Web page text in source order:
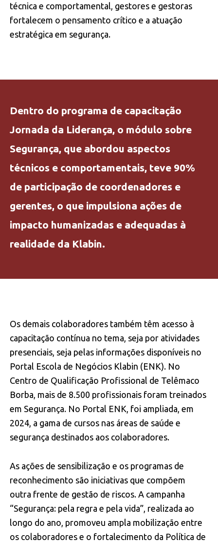
técnica e comportamental, gestores e gestoras
fortalecem o pensamento crítico e a atuação
estratégica em segurança.
Dentro do programa de capacitação
Jornada da Liderança, o módulo sobre
Segurança, que abordou aspectos
técnicos e comportamentais, teve 90%
de participação de coordenadores e
gerentes, o que impulsiona ações de
impacto humanizadas e adequadas à
realidade da Klabin.
Os demais colaboradores também têm acesso à
capacitação contínua no tema, seja por atividades
presenciais, seja pelas informações disponíveis no
Portal Escola de Negócios Klabin (ENK). No
Centro de Qualificação Profissional de Telêmaco
Borba, mais de 8.500 profissionais foram treinados
em Segurança. No Portal ENK, foi ampliada, em
2024, a gama de cursos nas áreas de saúde e
segurança destinados aos colaboradores.
As ações de sensibilização e os programas de
reconhecimento são iniciativas que compõem
outra frente de gestão de riscos. A campanha
“Segurança: pela regra e pela vida”, realizada ao
longo do ano, promoveu ampla mobilização entre
os colaboradores e o fortalecimento da Política de